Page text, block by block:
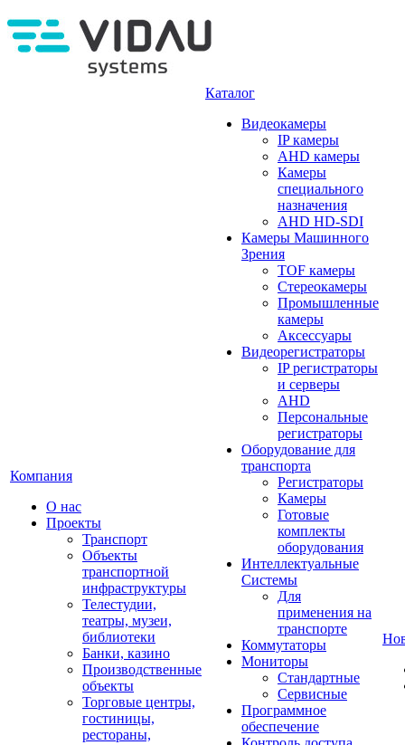
Компания
О нас
Проекты
Транспорт
Объекты
транспортной
инфраструктуры
Телестудии,
театры, музеи,
библиотеки
Банки, казино
Производственные
объекты
Торговые центры,
гостиницы,
рестораны,
Каталог
Видеокамеры
IP камеры
AHD камеры
Камеры
специального
назначения
AHD HD-SDI
Камеры Машинного
Зрения
TOF камеры
Стереокамеры
Промышленные
камеры
Аксессуары
Видеорегистраторы
IP регистраторы
и серверы
AHD
Персональные
регистраторы
Оборудование для
транспорта
Регистраторы
Камеры
Готовые
комплекты
оборудования
Интеллектуальные
Системы
Для
применения на
транспорте
Коммутаторы
Мониторы
Стандартные
Сервисные
Программное
обеспечение